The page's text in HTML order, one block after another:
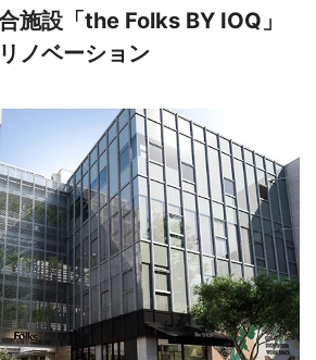
施設「the Folks BY IOQ」
ノベーション